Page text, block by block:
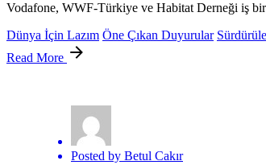
Vodafone, WWF-Türkiye ve Habitat Derneği iş
Dünya İçin Lazım Öne Çıkan Duyurular
Read More
Posted by Betul Cakır